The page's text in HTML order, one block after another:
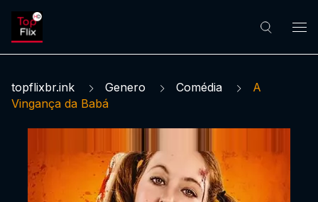
topflixbr.ink Genero Comédia
A
Vingança da Babá